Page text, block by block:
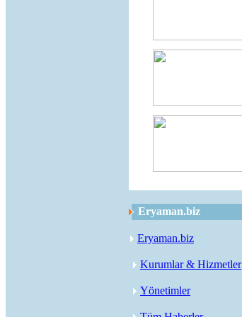
Eryaman.biz
Eryaman.biz
Kurumlar & Hizmetler
Yönetimler